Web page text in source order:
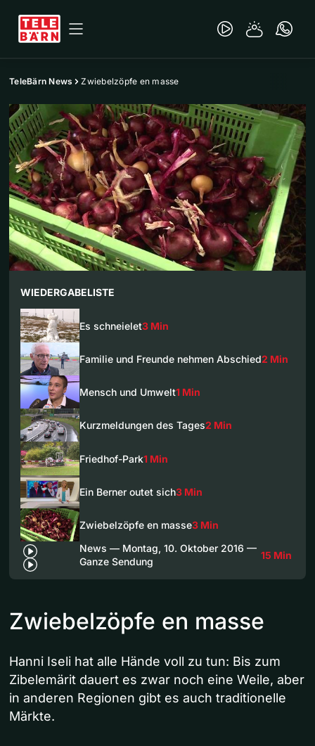
TeleBärn News Zwiebelzöpfe en masse
WIEDERGABELISTE
Es schneielet3 Min
Familie und Freunde nehmen Abschied2 Min
Mensch und Umwelt1 Min
Kurzmeldungen des Tages2 Min
Friedhof-Park1 Min
Ein Berner outet sich3 Min
Zwiebelzöpfe en masse3 Min
News — Montag, 10. Oktober 2016 —
Ganze Sendung
15 Min
Zwiebelzöpfe en masse
Hanni Iseli hat alle Hände voll zu tun: Bis zum
Zibelemärit dauert es zwar noch eine Weile, aber
in anderen Regionen gibt es auch traditionelle
Märkte.